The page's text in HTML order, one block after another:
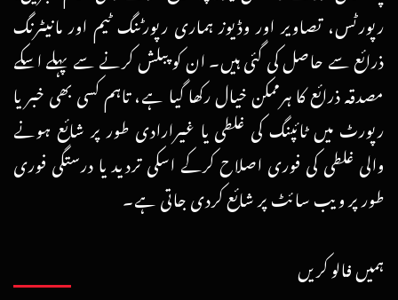
رپورٹس، تصاویر اور وڈیوز ہماری رپورٹنگ ٹیم اور مانیٹرنگ
ذرائع سے حاصل کی گئی ہیں۔ ان کو پبلش کرنے سے پہلے اسکے
مصدقہ ذرائع کا ہرممکن خیال رکھا گیا ہے، تاہم کسی بھی خبر یا
رپورٹ میں ٹائپنگ کی غلطی یا غیرارادی طور پر شائع ہونے
والی غلطی کی فوری اصلاح کرکے اسکی تردید یا درستگی فوری
طور پر ویب سائٹ پر شائع کردی جاتی ہے۔
ہمیں فالو کریں